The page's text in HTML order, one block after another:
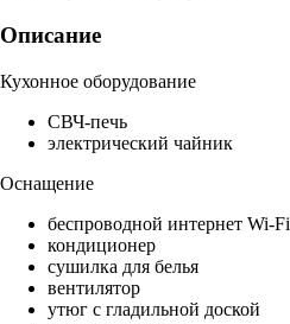
Описание
Кухонное оборудование
СВЧ-печь
электрический чайник
Оснащение
беспроводной интернет Wi-Fi
кондиционер
сушилка для белья
вентилятор
утюг с гладильной доской